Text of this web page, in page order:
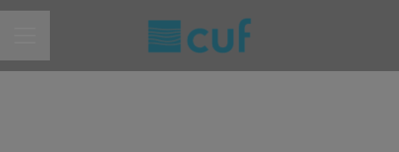
MENU DE CARREIRAS